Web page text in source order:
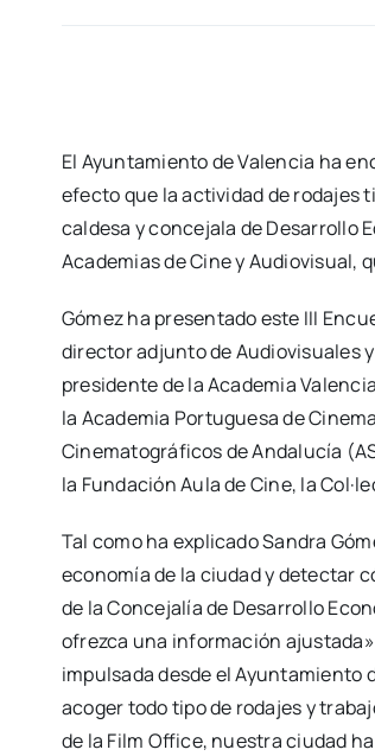
El Ayun­ta­mien­to de Valen­cia ha
efec­to que la acti­vi­dad de roda­jes
cal­de­sa y con­ce­ja­la de Desa­rro­llo
Aca­de­mias de Cine y Audio­vi­sual,
Gómez ha pre­sen­ta­do este III
direc­tor adjun­to de Audio­vi­sua­les
pre­si­den­te de la Aca­de­mia
la Aca­de­mia Por­tu­gue­sa de
Cine­ma­to­grá­fi­cos de Anda­lu­cía
la Fun­da­ción Aula de Cine, la
Tal como ha expli­ca­do San­dra
eco­no­mía de la ciu­dad y detec­tar
de la Con­ce­ja­lía de Desa­rro­llo
ofrez­ca una infor­ma­ción
impul­sa­da des­de el Ayun­ta­mien­to
aco­ger todo tipo de roda­jes y
de la Film Offi­ce, nues­tra ciu­dad